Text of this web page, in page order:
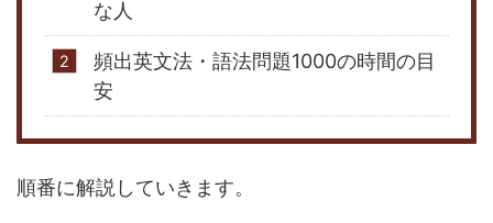
な人
頻出英文法・語法問題1000の時間の目
安
順番に解説していきます。